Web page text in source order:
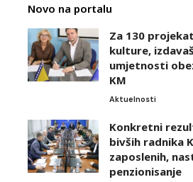
Novo na portalu
Za 130
kulture,
umjetnosti
KM
Aktuelnosti
Konkretni
bivših radnika
zaposlenih,
penzionisanje